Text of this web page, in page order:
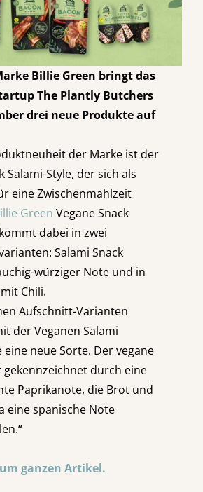
Billie Green bringt das
The Plantly Butchers
drei neue Produkte auf
der Marke ist der
Salami-Style, der sich als
eine Zwischenmahlzeit
Green Vegane Snack
dabei in zwei
Salami Snack
würziger Note und in
Chili.
Aufschnitt-Varianten
der Veganen Salami
eine neue Sorte. Der vegane
durch eine
Paprikanote, die Brot und
eine spanische Note
ganzen Artikel.